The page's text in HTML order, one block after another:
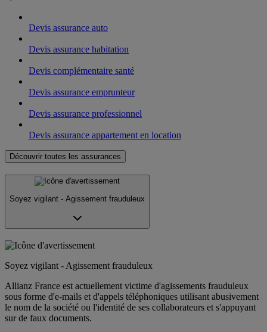
Devis assurance auto
Devis assurance habitation
Devis complémentaire santé
Devis assurance emprunteur
Devis assurance professionnel
Devis assurance appartement en location
Découvrir toutes les assurances
Soyez vigilant - Agissement frauduleux
Soyez vigilant - Agissement frauduleux
Allianz France est actuellement victime d'agissements frauduleux
sous forme d'e-mails et d'appels téléphoniques utilisant abusivement
le nom de la société ou l'identité de ses collaborateurs et s'appuyant
sur de faux documents.